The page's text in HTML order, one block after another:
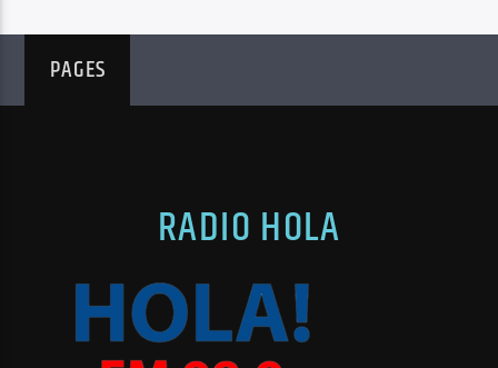
PAGES
RADIO HOLA